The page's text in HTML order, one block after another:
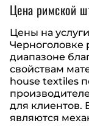
Цена римской
Цены на
Черноголовке
диапазоне
свойствам
house textiles
для
являются